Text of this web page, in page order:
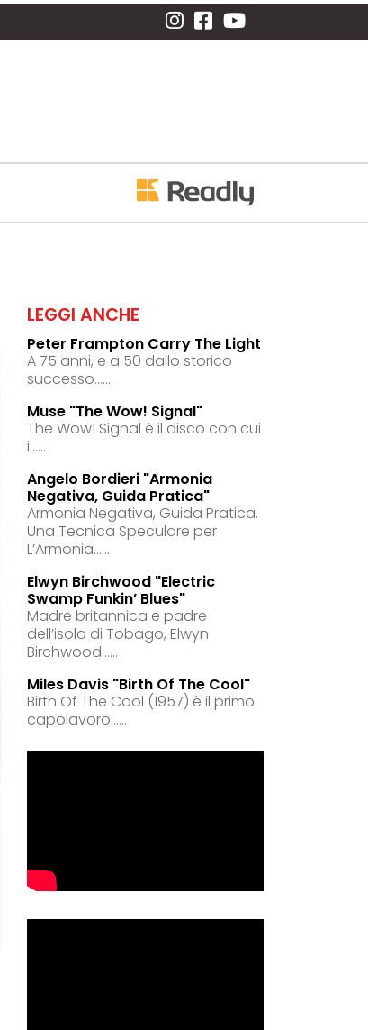
LEGGI ANCHE
Peter Frampton Carry The Light
A 75 anni, e a 50 dallo storico
successo......
Muse "the Wow! Signal"
The Wow! Signal è il disco con cui
i......
Angelo Bordieri "armonia
Negativa, Guida Pratica"
Armonia Negativa, Guida Pratica.
Una Tecnica Speculare per
L’Armonia......
Elwyn Birchwood "electric
Swamp Funkin’ Blues"
Madre britannica e padre
dell’isola di Tobago, Elwyn
Birchwood......
Miles Davis "birth Of The Cool"
Birth Of The Cool (1957) è il primo
capolavoro......